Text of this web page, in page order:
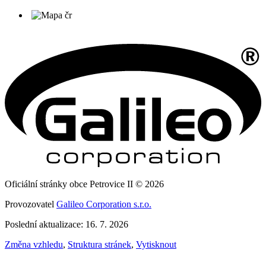
Oficiální stránky obce Petrovice II © 2026
Provozovatel Galileo Corporation s.r.o.
Poslední aktualizace: 16. 7. 2026
Změna vzhledu, Struktura stránek, Vytisknout